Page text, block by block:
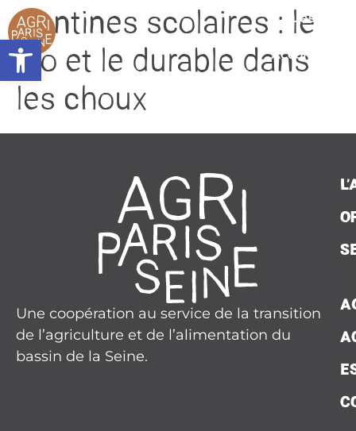
Ouvrir la barre d’outils
principal
Cantines scolaires : le
bio et le durable dans
les choux
Une coopération au service de la transition
de l’agriculture et de l’alimentation du
bassin de la Seine.